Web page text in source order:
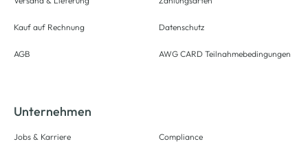
Kauf auf Rechnung
AGB
Datenschutz
AWG CARD Teilnahmebedingungen
Unternehmen
Jobs & Karriere Compliance